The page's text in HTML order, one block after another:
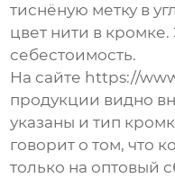
тиснёную метку в
цвет нити в
себестоимость.
На сайте https://
продукции видно
указаны и тип
говорит о том, что
только на оптовый